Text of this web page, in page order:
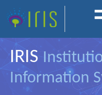
IRIS
Information